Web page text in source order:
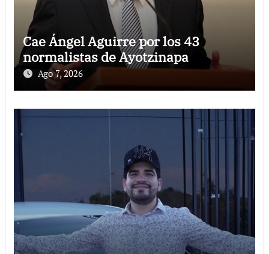
Cae Ángel Aguirre por los 43
normalistas de Ayotzinapa
Ago 7, 2026